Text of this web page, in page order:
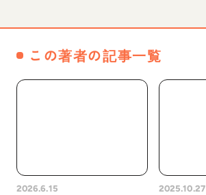
WEBページへ
この著者の記事一覧
2026.6.15 2025.10.27